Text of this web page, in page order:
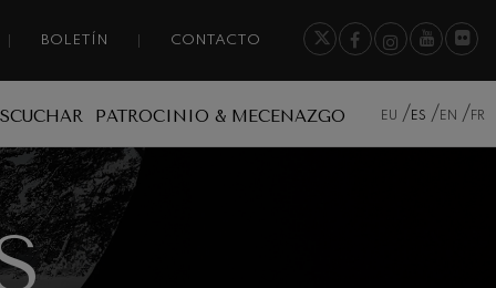
BOLETÍN CONTACTO
PATROCINIO & MECENAZGO EU ES EN FR